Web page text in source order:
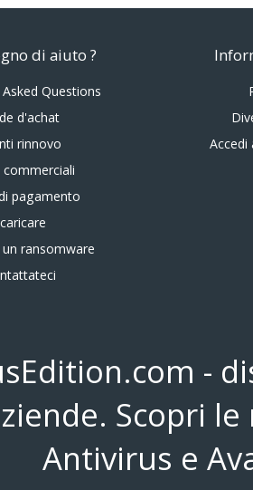
di aiuto ?
Questions
d'achat
rinnovo
commerciali
pagamento
ransomware
-
Scopri
Antivirus e